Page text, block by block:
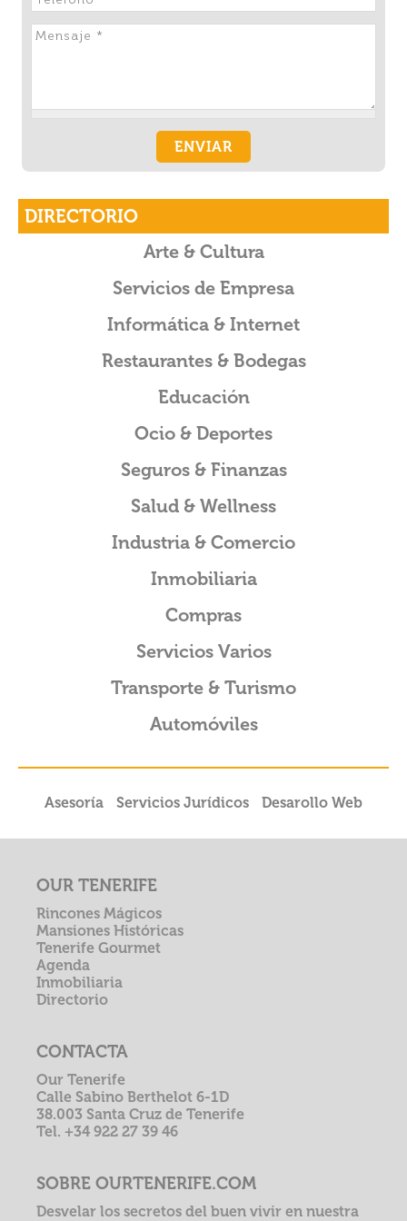
o
k
DIRECTORIO
Arte & Cultura
Servicios de Empresa
Informática & Internet
Restaurantes & Bodegas
Educación
Ocio & Deportes
Seguros & Finanzas
Salud & Wellness
Industria & Comercio
Inmobiliaria
Compras
Servicios Varios
Transporte & Turismo
Automóviles
Asesoría Servicios Jurídicos Desarollo Web
OUR TENERIFE
Rincones Mágicos
Mansiones Históricas
Tenerife Gourmet
Agenda
Inmobiliaria
Directorio
CONTACTA
Our Tenerife
Calle Sabino Berthelot 6-1D
38.003 Santa Cruz de Tenerife
Tel. +34 922 27 39 46
SOBRE OURTENERIFE.COM
Desvelar los secretos del buen vivir en nuestra